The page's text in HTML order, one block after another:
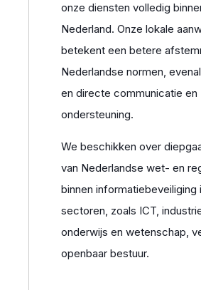
onze diensten volledig
Nederland. Onze lokale
betekent een betere
Nederlandse normen,
en directe communicatie en
ondersteuning.
We beschikken over
van Nederlandse wet- en
binnen informatiebeveiliging
sectoren, zoals ICT,
onderwijs en wetenschap,
openbaar bestuur.